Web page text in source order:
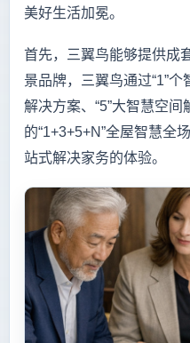
美好生活加冕。
首先，三翼鸟能够提供成
景品牌，三翼鸟通过“1”
解决方案、“5”大智慧空间
的“1+3+5+N”全屋智慧全
站式解决家务的体验。